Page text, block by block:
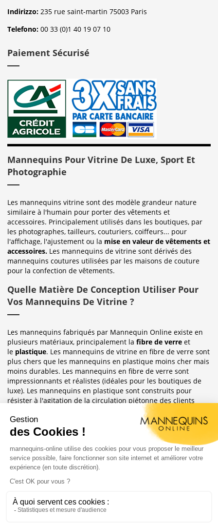
Indirizzo: 235 rue saint-martin 75003 Paris
Telefono: 00 33 (0)1 40 19 07 10
Paiement Sécurisé
Mannequins Pour Vitrine De Luxe, Sport Et
Photographie
Les mannequins vitrine sont des modèle grandeur nature
similaire à l'humain pour porter des vêtements et
accessoires. Principalement utilisés dans les boutiques, par
les photographes, tailleurs, couturiers, coiffeurs... pour
l'affichage, l'ajustement ou la mise en valeur de vêtements et
accessoires. Les mannequins de vitrine sont dérivés des
mannequins coutures utilisées par les maisons de couture
pour la confection de vêtements.
Quelle Matière De Conception Utiliser Pour
Vos Mannequins De Vitrine ?
Les mannequins fabriqués par Mannequin Online existe en
plusieurs matériaux, principalement la fibre de verre et
le plastique. Les mannequins de vitrine en fibre de verre sont
plus chers que les mannequins en plastique moins cher mais
moins durables. Les mannequins en fibre de verre sont
impressionnants et réalistes (idéales pour les boutiques de
luxe). Les mannequins en plastique sont construits pour
résister à l'agitation de la circulation piétonne des clients
habituellement observée dans le magasin où ils sont placés.
Sublimez Vos Boutiques, Vitrines Et
Les mannequins sont idéales pour les magasins de détail, en
étalages de magasin ou décoration de vitrine. Ils ont
d'afficher leurs produits ou prendre des photos.